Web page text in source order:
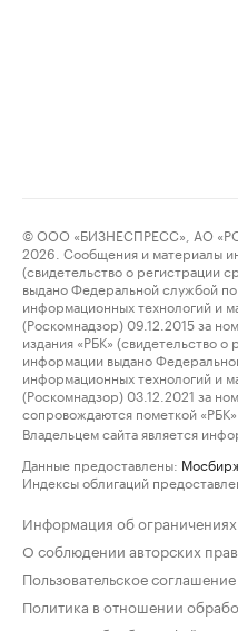
© ООО «БИЗНЕСПРЕСС», АО
2026. Сообщения и материалы
(свидетельство о регистрации
выдано Федеральной службой
информационных технологий и
(Роскомнадзор) 09.12.2015 за
издания «РБК» (свидетельство
информации выдано
информационных технологий и
(Роскомнадзор) 03.12.2021 за
сопровождаются пометкой «РБК».
Владельцем сайта является
Данные предоставлены:
Индексы облигаций
Информация об ограничениях
О соблюдении авторских прав
Пользовательское соглашение
Политика в отношении